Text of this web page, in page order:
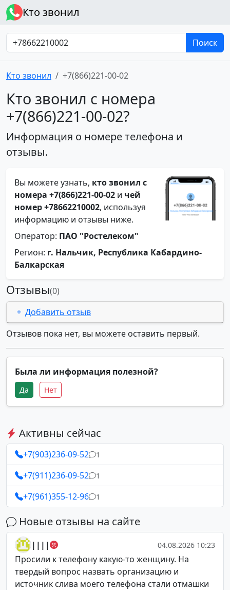
Кто звонил
Поиск
Кто звонил +7(866)221-00-02
Кто звонил с номера
+7(866)221-00-02?
Информация о номере телефона и
отзывы.
Вы можете узнать, кто звонил с
номера +7(866)221-00-02 и чей
номер +78662210002, используя
информацию и отзывы ниже.
Оператор: ПАО "Ростелеком"
Регион: г. Нальчик, Республика Кабардино-
Балкарская
Отзывы(0)
Добавить отзыв
Отзывов пока нет, вы можете оставить первый.
Была ли информация полезной?
Да Нет
Активны сейчас
+7(903)236-09-52 1
+7(911)236-09-52 1
+7(961)355-12-96 1
Новые отзывы на сайте
|||| 04.08.2026 10:23
Просили к телефону какую-то женщину. На
твердый вопрос назвать организацию и
источник слива моего телефона стали отмашки